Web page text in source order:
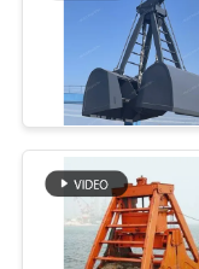
ΕΜΦΆΝΙΣΗ
VR
ΣΧΕΤΙΚΆ